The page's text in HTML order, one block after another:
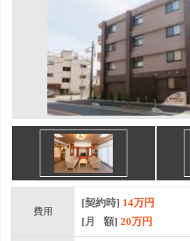
費用
[契約時] 14万円
[月 額] 20万円